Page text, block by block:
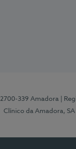
339 Amadora |
Clínico da Amadora, SA